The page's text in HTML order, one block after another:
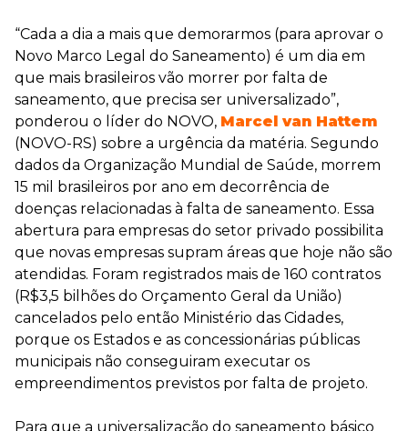
“Cada a dia a mais que demorarmos (para aprovar o
Novo Marco Legal do Saneamento) é um dia em
que mais brasileiros vão morrer por falta de
saneamento, que precisa ser universalizado”,
ponderou o líder do NOVO, Marcel van Hattem
(NOVO-RS) sobre a urgência da matéria. Segundo
dados da Organização Mundial de Saúde, morrem
15 mil brasileiros por ano em decorrência de
doenças relacionadas à falta de saneamento. Essa
abertura para empresas do setor privado possibilita
que novas empresas supram áreas que hoje não são
atendidas. Foram registrados mais de 160 contratos
(R$3,5 bilhões do Orçamento Geral da União)
cancelados pelo então Ministério das Cidades,
porque os Estados e as concessionárias públicas
municipais não conseguiram executar os
empreendimentos previstos por falta de projeto.
Para que a universalização do saneamento básico